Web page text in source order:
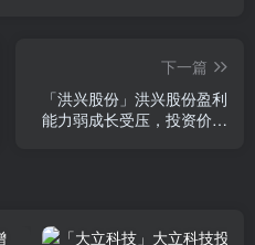
下一篇
「洪兴股份」洪兴股份盈利
能力弱成长受压，投资价值